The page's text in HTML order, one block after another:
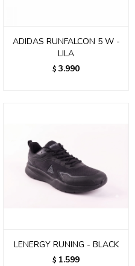
ADIDAS RUNFALCON 5 W -
LILA
$ 3.990
LENERGY RUNING - BLACK
$ 1.599